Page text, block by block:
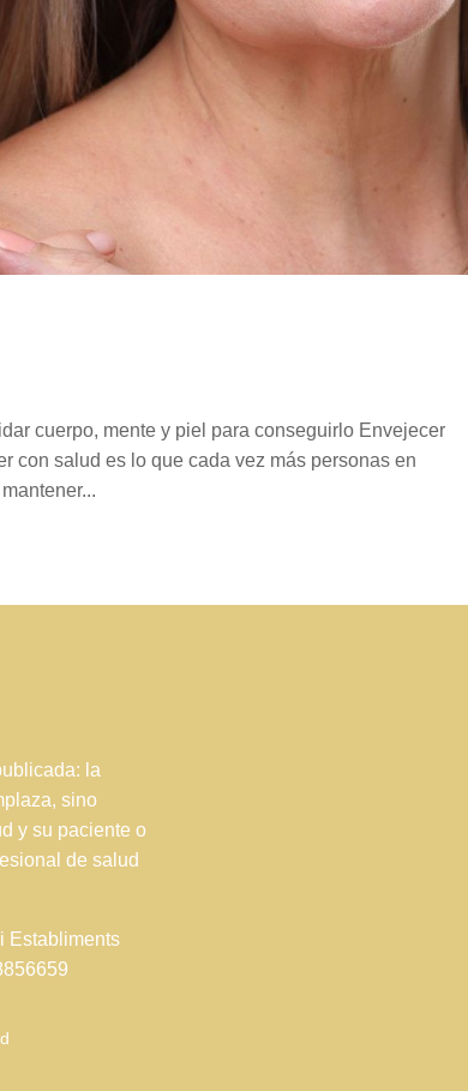
cuerpo, mente y piel para conseguirlo Envejecer
con salud es lo que cada vez más personas en
la
sino
y su paciente o
de salud
Establiments